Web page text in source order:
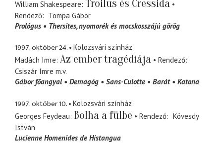
William Shakespeare Troilus és Cressida
Rendező
Tompa Gábor
Prológus
Thersites nyomorék és mocskosszájú görög
1997. október 24.
Kolozsvári színház
Madách Imre Az ember tragédiája
Rendező
Csiszár Imre m.v.
Gábor főangyal
Demagóg Sans-Culotte Barát Katona
1997. október 10.
Kolozsvári színház
Georges Feydeau Bolha a fülbe Rendező
Kövesdy
István
Lucienne Homenides de Histangua